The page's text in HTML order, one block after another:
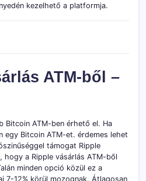
kezelhető a platformja.
ATM-ből –
Bitcoin ATM-ben érhető el. Ha
egy Bitcoin ATM-et. érdemes lehet
támogat Ripple
a Ripple vásárlás ATM-ből
minden opció közül ez a
7-12% körül mozognak. Átlagosan